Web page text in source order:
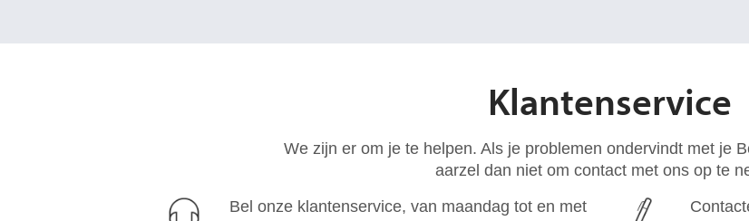
Klantenservice
We zijn er om je te helpen. Als je problemen ondervindt met je
aarzel dan niet om contact met ons op te
Bel onze klantenservice, van maandag tot en met